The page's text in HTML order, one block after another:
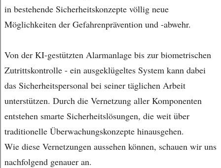
in bestehende Sicherheitskonzepte völlig neue
Möglichkeiten der Gefahrenprävention und -abwehr.
Von der KI-gestützten Alarmanlage bis zur biometrischen
Zutrittskontrolle - ein ausgeklügeltes System kann dabei
das Sicherheitspersonal bei seiner täglichen Arbeit
unterstützen. Durch die Vernetzung aller Komponenten
entstehen smarte Sicherheitslösungen, die weit über
traditionelle Überwachungskonzepte hinausgehen.
Wie diese Vernetzungen aussehen können, schauen wir uns
nachfolgend genauer an.